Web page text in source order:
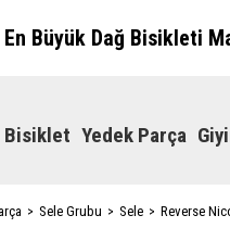
Büyük Dağ Bisikleti
Bisiklet Yedek Parça
Sele Grubu Sele Reverse